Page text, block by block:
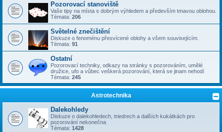
Pozorovací stanoviště
Vaše tipy na místa s dobrým výhledem a především tmavou oblohou.
Témata: 206
Světelné znečištění
Diskuze o fenoménu přesvícené oblohy a všem souvisejícím.
Témata: 91
Ostatní
Pozorovací techniky, odkazy na stránky s pozorováním, umělé
družice, ufo a vůbec veškerá pozorování, která se jinam nehodí
Témata: 245
Astrotechnika
Dalekohledy
Diskuze o dalekohledech, triedrech a dalších kukátkách pro
pozorování nekonečna
Témata: 1428